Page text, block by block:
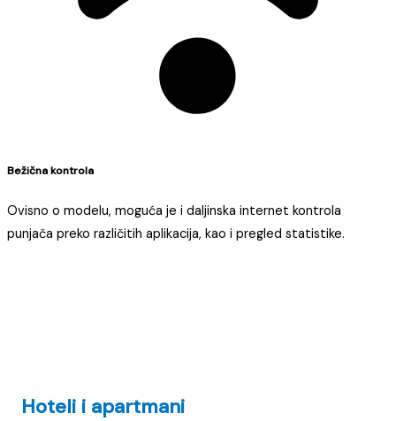
Bežična kontrola
Ovisno o modelu, moguća je i daljinska internet kontrola
punjača preko različitih aplikacija, kao i pregled statistike.
Hoteli i apartmani